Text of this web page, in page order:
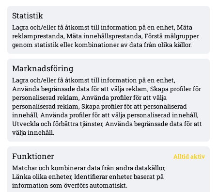
Statistik
Lagra och/eller få åtkomst till information på en enhet, Mäta
reklamprestanda, Mäta innehållsprestanda, Förstå målgrupper
genom statistik eller kombinationer av data från olika källor.
Marknadsföring
Lagra och/eller få åtkomst till information på en enhet,
Använda begränsade data för att välja reklam, Skapa profiler för
personaliserad reklam, Använda profiler för att välja
personaliserad reklam, Skapa profiler för att personaliserad
innehåll, Använda profiler för att välja personaliserad innehåll,
Utveckla och förbättra tjänster, Använda begränsade data för att
välja innehåll.
Funktioner Alltid aktiv
Matchar och kombinerar data från andra datakällor,
Länka olika enheter, Identifierar enheter baserat på
information som överförs automatiskt.
Barometern: KFF:s centrallinje ruckad – Gustafsson saknades,
Keita ut i paus, Jansson såld; bara 1 poäng på 8 bortamatcher
Almyras om DIF-starten: ”Jag tror inte att vi som lag kommer
ha problem på någon arena”
Polsk journalist: tränarbyte i Raków vid uttåg mot Hammarby
– retur kan avgöra Kroczeks framtid
ÖVERSIKT
Nyheter & Reportage
Spelarbetyg